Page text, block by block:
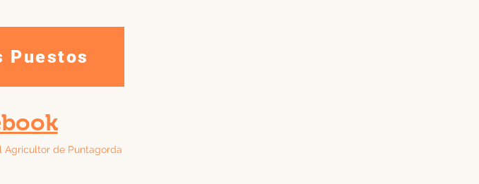
Puestos
de Puntagorda